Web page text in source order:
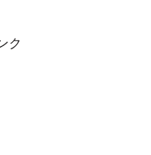
ク